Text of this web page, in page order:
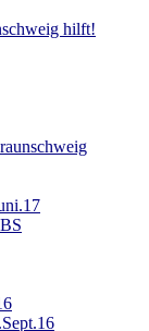
hilft!